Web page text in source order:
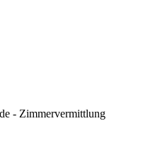
- Zimmervermittlung